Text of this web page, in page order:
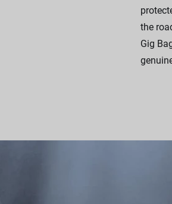
the
Gig